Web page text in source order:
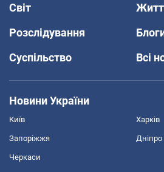
Світ
Розслідування
Суспільство
Всі
Новини України
Київ Харків
Запоріжжя Дніпро
Черкаси